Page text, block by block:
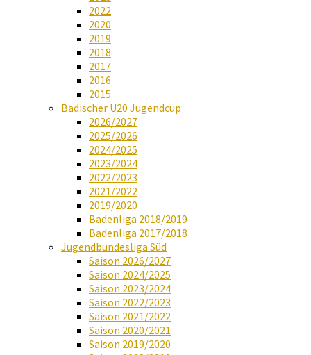
2022
2020
2019
2018
2017
2016
2015
Badischer U20 Jugendcup
2026/2027
2025/2026
2024/2025
2023/2024
2022/2023
2021/2022
2019/2020
Badenliga 2018/2019
Badenliga 2017/2018
Jugendbundesliga Süd
Saison 2026/2027
Saison 2024/2025
Saison 2023/2024
Saison 2022/2023
Saison 2021/2022
Saison 2020/2021
Saison 2019/2020